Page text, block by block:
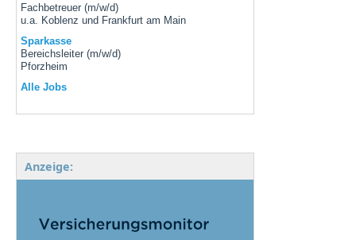
Fachbetreuer (m/w/d)
u.a. Koblenz und Frankfurt am Main
Sparkasse
Bereichsleiter (m/w/d)
Pforzheim
Alle Jobs
Anzeige: